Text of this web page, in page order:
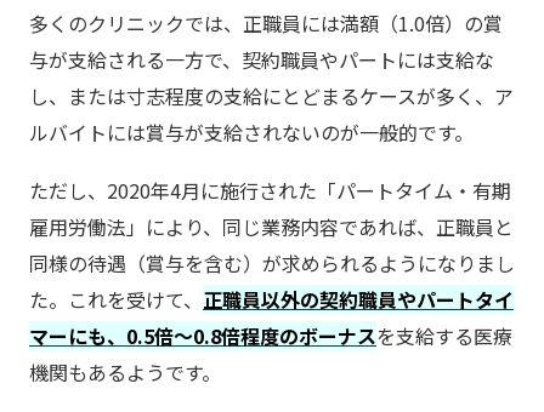
多くのクリニックでは、正職員には満額（1.0倍）の賞
与が支給される一方で、契約職員やパートには支給な
し、または寸志程度の支給にとどまるケースが多く、ア
ルバイトには賞与が支給されないのが一般的です。
ただし、2020年4月に施行された「パートタイム・有期
雇用労働法」により、同じ業務内容であれば、正職員と
同様の待遇（賞与を含む）が求められるようになりまし
た。これを受けて、 正職員以外の契約職員やパートタイ
マーにも、0.5倍～0.8倍程度のボーナスを支給する医療
機関もあるようです。